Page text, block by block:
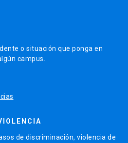
o situación que ponga en
campus.
de discriminación, violencia de